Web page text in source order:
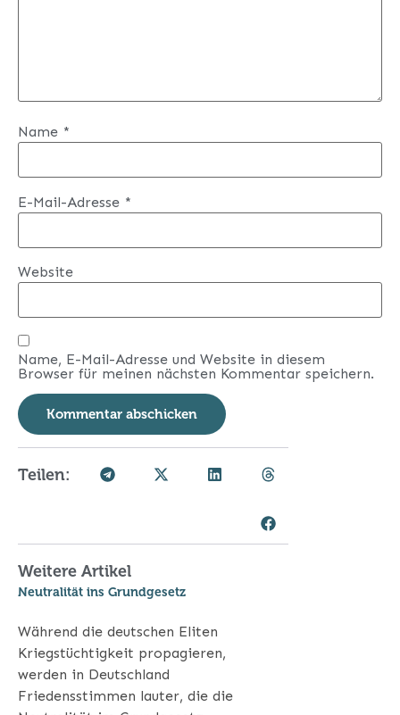
Name *
E-Mail-Adresse *
Website
Name, E-Mail-Adresse und Website in diesem
Browser für meinen nächsten Kommentar speichern.
Teilen:
Weitere Artikel
Neutralität ins Grundgesetz
Während die deutschen Eliten
Kriegstüchtigkeit propagieren,
werden in Deutschland
Friedensstimmen lauter, die die